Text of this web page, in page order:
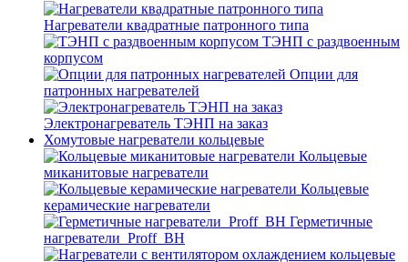
Нагреватели квадратные патронного типа
ТЭНП с раздвоенным
корпусом
Опции для
патронных нагревателей
Электронагреватель ТЭНП на заказ
Хомутовые нагреватели кольцевые
Кольцевые
миканитовые нагреватели
Кольцевые
керамические нагреватели
Герметичные
нагреватели_Proff_BH